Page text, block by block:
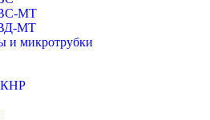
МТ
МТ
и микротрубки
КНР